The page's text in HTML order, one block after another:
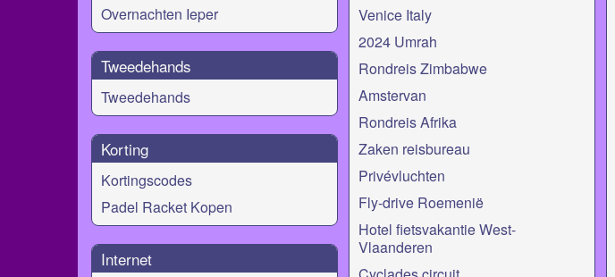
Overnachten Ieper
Tweedehands
Tweedehands
Korting
Kortingscodes
Padel Racket Kopen
Internet
Venice Italy
2024 Umrah
Rondreis Zimbabwe
Amstervan
Rondreis Afrika
Zaken reisbureau
Privévluchten
Fly-drive Roemenië
Hotel fietsvakantie West-
Vlaanderen